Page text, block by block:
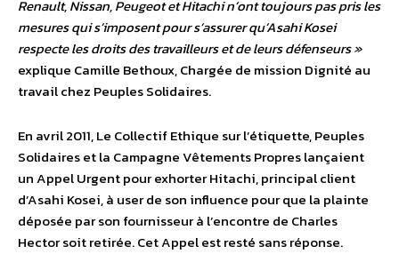
Renault, Nissan, Peugeot et Hitachi n’ont toujours pas pris les
mesures qui s’imposent pour s’assurer qu’Asahi Kosei
respecte les droits des travailleurs et de leurs défenseurs »
explique Camille Bethoux, Chargée de mission Dignité au
travail chez Peuples Solidaires.
En avril 2011, Le Collectif Ethique sur l’étiquette, Peuples
Solidaires et la Campagne Vêtements Propres lançaient
un Appel Urgent pour exhorter Hitachi, principal client
d’Asahi Kosei, à user de son influence pour que la plainte
déposée par son fournisseur à l’encontre de Charles
Hector soit retirée. Cet Appel est resté sans réponse.